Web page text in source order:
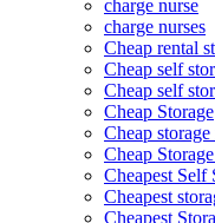
charge nurse
charge nurses
Cheap rental
Cheap self
Cheap self
Cheap Storage
Cheap storage
Cheap
Cheapest Self
Cheapest
Cheapest